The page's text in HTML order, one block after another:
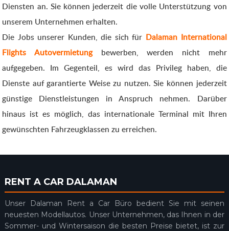
Diensten an. Sie können jederzeit die volle Unterstützung von
unserem Unternehmen erhalten.
Die Jobs unserer Kunden, die sich für Dalaman International
Flights Autovermietungbewerben, werden nicht mehr
aufgegeben. Im Gegenteil, es wird das Privileg haben, die
Dienste auf garantierte Weise zu nutzen. Sie können jederzeit
günstige Dienstleistungen in Anspruch nehmen. Darüber
hinaus ist es möglich, das internationale Terminal mit Ihren
gewünschten Fahrzeugklassen zu erreichen.
RENT A CAR DALAMAN
Unser Dalaman Rent a Car Büro bedient Sie mit seinen
neuesten Modellautos. Unser Unternehmen, das Ihnen in der
Sommer- und Wintersaison die besten Preise bietet, ist zur